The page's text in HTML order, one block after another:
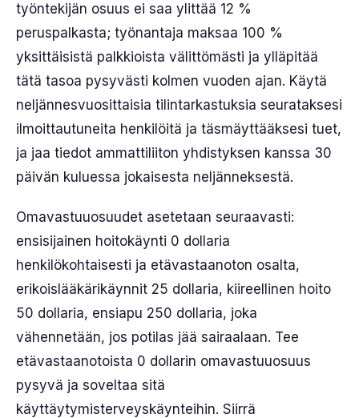
työntekijän osuus ei saa ylittää 12 %
peruspalkasta; työnantaja maksaa 100 %
yksittäisistä palkkioista välittömästi ja ylläpitää
tätä tasoa pysyvästi kolmen vuoden ajan. Käytä
neljännesvuosittaisia tilintarkastuksia seurataksesi
ilmoittautuneita henkilöitä ja täsmäyttääksesi tuet,
ja jaa tiedot ammattiliiton yhdistyksen kanssa 30
päivän kuluessa jokaisesta neljänneksestä.
Omavastuuosuudet asetetaan seuraavasti:
ensisijainen hoitokäynti 0 dollaria
henkilökohtaisesti ja etävastaanoton osalta,
erikoislääkärikäynnit 25 dollaria, kiireellinen hoito
50 dollaria, ensiapu 250 dollaria, joka
vähennetään, jos potilas jää sairaalaan. Tee
etävastaanotoista 0 dollarin omavastuuosuus
pysyvä ja soveltaa sitä
käyttäytymisterveyskäynteihin. Siirrä